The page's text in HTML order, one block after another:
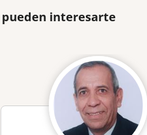
pueden interesarte